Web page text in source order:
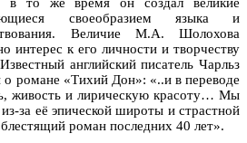
своеобразием языка и
Величие М.А. Шолохова
интерес к его личности и творчеству
английский писатель Чарльз
романе «Тихий Дон»: «..и в переводе
живость и лирическую красоту… Мы
за её эпической широты и страстной
роман последних 40 лет».